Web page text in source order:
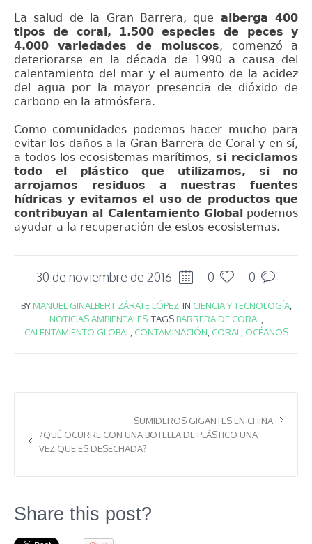
La salud de la Gran Barrera, que alberga 400
tipos de coral, 1.500 especies de peces y
4.000 variedades de moluscos, comenzó a
deteriorarse en la década de 1990 a causa del
calentamiento del mar y el aumento de la acidez
del agua por la mayor presencia de dióxido de
carbono en la atmósfera.
Como comunidades podemos hacer mucho para
evitar los daños a la Gran Barrera de Coral y en sí,
a todos los ecosistemas marítimos,si reciclamos
todo el plástico que utilizamos, si no
arrojamos residuos a nuestras fuentes
hídricas y evitamos el uso de productos que
contribuyan al Calentamiento Globalpodemos
ayudar a la recuperación de estos ecosistemas.
30 de noviembre de 2016 0 0
BYMANUEL GINALBERT ZÁRATE LÓPEZ IN CIENCIA Y TECNOLOGÍA,
NOTICIAS AMBIENTALES TAGSBARRERA DE CORAL
CALENTAMIENTO GLOBAL
CONTAMINACIÓN CORAL OCÉANOS
SUMIDEROS GIGANTES EN CHINA
¿QUÉ OCURRE CON UNA BOTELLA DE PLÁSTICO UNA
VEZ QUE ES DESECHADA?
Share this post?